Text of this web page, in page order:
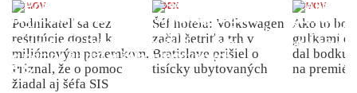
DOMOV
Podnikateľ sa cez
reštitúcie dostal k
miliónovým pozemkom.
Priznal, že o pomoc
žiadal aj šéfa SIS
INDEX
Šéf hotela: Volkswagen
začal šetriť a trh v
Bratislave prišiel o
tisícky ubytovaných
DOMOV
Ako to
guľkami
dal bodku
na